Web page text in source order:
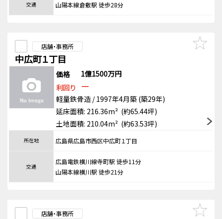
交通 山陽本線倉敷駅 徒歩28分
店舗・事務所
中広町１丁目
価格
1億1500万円
利回り
－
軽量鉄骨造 / 1997年4月築 (築29年)
延床面積: 216.36m² (約65.44坪)
土地面積: 210.04m² (約63.53坪)
所在地 広島県広島市西区中広町１丁目
交通
広島電鉄横川線寺町駅 徒歩11分
山陽本線横川駅 徒歩21分
店舗・事務所